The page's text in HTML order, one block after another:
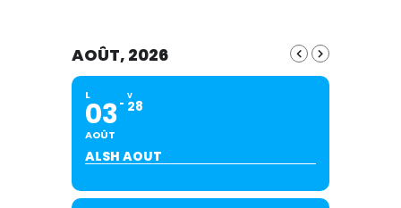
AOÛT, 2026
L
03
AOÛT
V
28
ALSH AOUT